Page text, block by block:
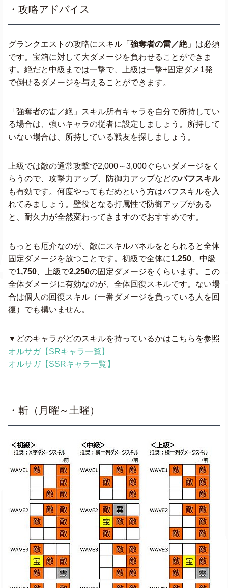
・攻略アドバイス
グランクエストの攻略にスキル「 強奪者の雷／絶」は必須
です。宝箱に対して大ダメージを負わせることができま
す。絶だと中級までは一撃で、上級は一撃+固定ダメ1発
で倒せるダメージを与えることができます。
「強奪者の雷／絶」スキル所有キャラを自分で所持してい
る場合は、強いキャラの従者に設定しましょう。所持して
いない場合は、所持している戦友を探しましょう。
上級では敵の通常攻撃で2,000～3,000ぐらいダメージをく
らうので、攻撃力アップ、防御力アップなどのバフスキル
も有効です。何度やってもだめという方はバフスキルを入
れてみましょう。壁役となる打属性で防御アップがある
と、耐久力が全然変わってきますのでおすすめです。
もっとも厄介なのが、敵にスキルパネルをとられると全体
固定ダメージを放つことです。初級で全体に1,250 、中級
で1,750 、上級で2,250の固定ダメージをくらいます。この
全体ダメージに有効なのが、全体回復スキルです。ない場
合は個人の回復スキル（一番ダメージを負っている人を回
復）でも構いません。
▼どのキャラがどのスキルを持っているかはこちらを参照
オルサガ【SRキャラ一覧】
オルサガ【SSRキャラ一覧】
・斬（月曜～土曜）